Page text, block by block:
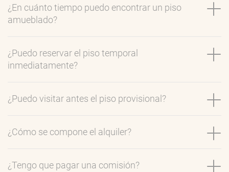
¿En cuánto tiempo puedo encontrar un piso
amueblado?
¿Puedo reservar el piso temporal
inmediatamente?
¿Puedo visitar antes el piso provisional?
¿Cómo se compone el alquiler?
¿Tengo que pagar una comisión?